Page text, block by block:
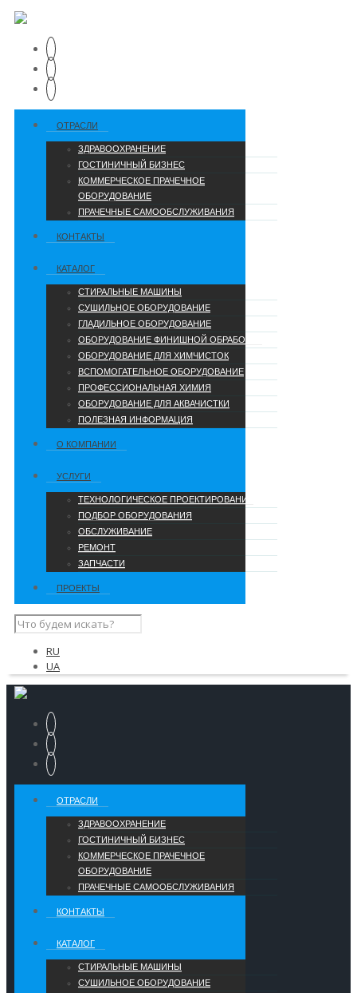
ОТРАСЛИ
ЗДРАВООХРАНЕНИЕ
ГОСТИНИЧНЫЙ БИЗНЕС
КОММЕРЧЕСКОЕ ПРАЧЕЧНОЕ
ОБОРУДОВАНИЕ
ПРАЧЕЧНЫЕ САМООБСЛУЖИВАНИЯ
КОНТАКТЫ
КАТАЛОГ
СТИРАЛЬНЫЕ МАШИНЫ
СУШИЛЬНОЕ ОБОРУДОВАНИЕ
ГЛАДИЛЬНОЕ ОБОРУДОВАНИЕ
ОБОРУДОВАНИЕ ФИНИШНОЙ ОБРАБОТКИ
ОБОРУДОВАНИЕ ДЛЯ ХИМЧИСТОК
ВСПОМОГАТЕЛЬНОЕ ОБОРУДОВАНИЕ
ПРОФЕССИОНАЛЬНАЯ ХИМИЯ
ОБОРУДОВАНИЕ ДЛЯ АКВАЧИСТКИ
ПОЛЕЗНАЯ ИНФОРМАЦИЯ
О КОМПАНИИ
УCЛУГИ
ТЕХНОЛОГИЧЕСКОЕ ПРОЕКТИРОВАНИЕ
ПОДБОР ОБОРУДОВАНИЯ
ОБСЛУЖИВАНИЕ
РЕМОНТ
ЗАПЧАСТИ
ПРОЕКТЫ
RU
UA
ОТРАСЛИ
ЗДРАВООХРАНЕНИЕ
ГОСТИНИЧНЫЙ БИЗНЕС
КОММЕРЧЕСКОЕ ПРАЧЕЧНОЕ
ОБОРУДОВАНИЕ
ПРАЧЕЧНЫЕ САМООБСЛУЖИВАНИЯ
КОНТАКТЫ
КАТАЛОГ
СТИРАЛЬНЫЕ МАШИНЫ
СУШИЛЬНОЕ ОБОРУДОВАНИЕ